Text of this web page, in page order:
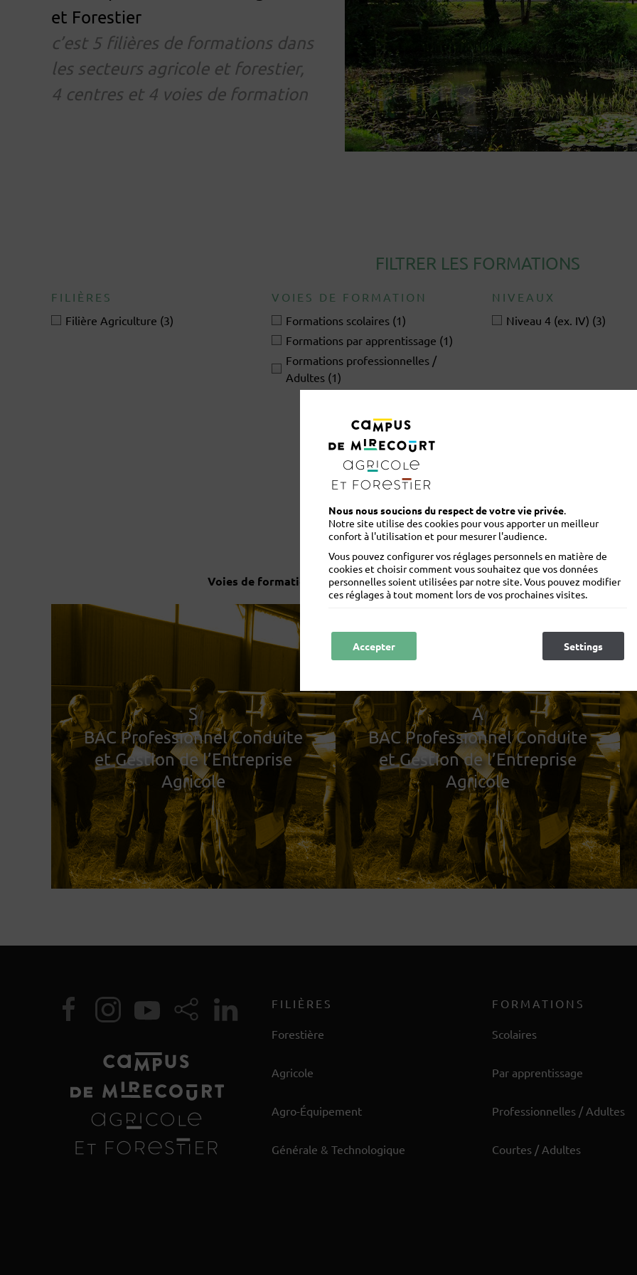
et Forestier
c’est 5 filières de formations dans
les secteurs agricole et forestier,
4 centres et 4 voies de formation
FILTRER LES FORMATIONS
FILIÈRES
Filière Agriculture (3)
VOIES DE FORMATION
Formations scolaires (1)
Formations par apprentissage (1)
Formations professionnelles /
Adultes (1)
NIVEAUX
Niveau 4 (ex. IV) (3)
Voies de formation : S = Scolaire | A = Apprentissage | P = Professionnelle /
S
BAC Professionnel Conduite
et Gestion de l’Entreprise
Agricole
A
BAC Professionnel Conduite
et Gestion de l’Entreprise
Agricole
FILIÈRES
Forestière
Agricole
Agro-Équipement
Générale & Technologique
FORMATIONS
Scolaires
Par apprentissage
Professionnelles / Adultes
Courtes / Adultes
Nous nous soucions du respect de votre vie privée.
Notre site utilise des cookies pour vous apporter un meilleur
confort à l'utilisation et pour mesurer l'audience.
Vous pouvez configurer vos réglages personnels en matière de
cookies et choisir comment vous souhaitez que vos données
personnelles soient utilisées par notre site. Vous pouvez modifier
ces réglages à tout moment lors de vos prochaines visites.
Accepter Settings